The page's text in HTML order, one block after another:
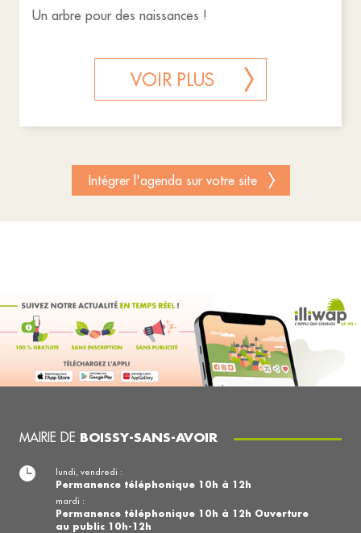
Un arbre pour des naissances !
VOIR PLUS
Intégrer l'agenda sur votre site
MAIRIE DE BOISSY-SANS-AVOIR
lundi, vendredi :
Permanence téléphonique 10h à 12h
mardi :
Permanence téléphonique 10h à 12h Ouverture
au public 10h-12h